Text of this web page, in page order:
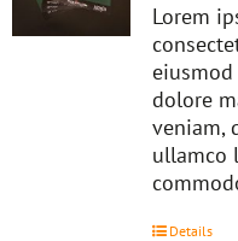
Lorem
dolore
veniam,
ullamco
Details